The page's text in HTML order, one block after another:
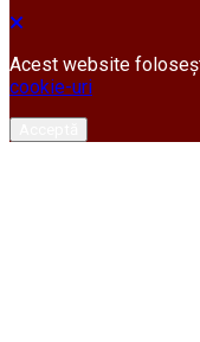
Acest website
cookie-uri